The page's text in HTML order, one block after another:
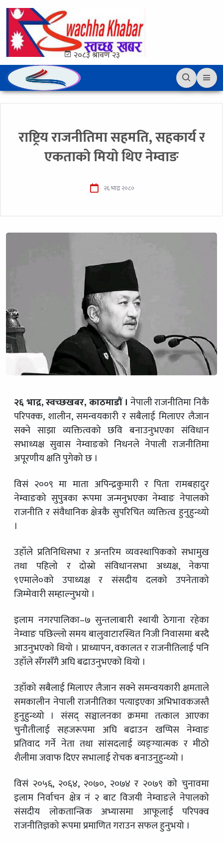
२०८३ श्रावण २३
राष्ट्रिय राजनीतिमा सहमति, सहकार्य र
एकताको मियो थिए नेम्वाङ
२६ भाद्र २०८०
२६ भाद्र, स्वच्छखबर,काठमाडौं । नेपाली राजनीतिमा निकै
परिपक्क, शालीन, समन्वयकारी र सबैलाई मिलाएर लैजान
सक्ने साझा व्यक्तित्वको छवि बनाउनुभएका संविधान
सभाध्यक्ष सुवास नेम्वाङको निधनले नेपाली राजनीतिमा
अपूरणीय क्षति पुगेको छ ।
विसं २००९ मा माता अपिन्द्रकुमारी र पिता रामबहादुर
नेम्वाङको सुपुत्रका रूपमा जन्मनुभएका नेम्वाङ नेपालको
राजनीति र संवैधानिक क्षेत्रकै सुपरिचित व्यक्तित्व हुनुहुन्थ्यो
।
उहाँले प्रतिनिधिसभा र अन्तरिम व्यवस्थापिकको सभामुख
तथा पहिलो र दोस्रो संविधानसभा अध्यक्ष, नेकपा
९एमाले०को उपाध्यक्ष र संसदीय दलको उपनेताको
जिम्मेवारी सम्हाल्नुभयो ।
इलाम नगरपालिका–७ सुन्तलाबारी स्थायी ठेगाना रहेका
नेम्वाङ पछिल्लो समय बालुवाटारस्थित निजी निवासमा बस्दै
आउनुभएको थियो । प्राध्यापन, वकालत र राजनीतिलाई पनि
उहाँले सँगसँगै अघि बढाउनुभएको थियो ।
उहाँको सबैलाई मिलाएर लैजान सक्ने समन्वयकारी क्षमताले
समकालीन नेपाली राजनीतिका पत्याइएका अभिभावकजस्तै
हुनुहुन्थ्यो । संसद् सञ्चालनका क्रममा तत्काल आएका
चुनौतीलाई सहजरूपमा अघि बढाउन खप्पिस नेम्वाङ
प्रतिवाद गर्ने नेता तथा सांसदलाई व्यङ्ग्यात्मक र मीठो
शैलीमा जवाफ दिएर सभालाई रोचक बनाउनुहुन्थ्यो ।
विसं २०५६, २०६४, २०७०, २०७४ र २०७९ को चुनावमा
इलाम निर्वाचन क्षेत्र नं २ बाट विजयी नेम्वाङले नेपालको
संसदीय लोकतान्त्रिक अभ्यासमा आफूलाई परिपक्व
राजनीतिज्ञको रूपमा प्रमाणित गराउन सफल हुनुभयो ।